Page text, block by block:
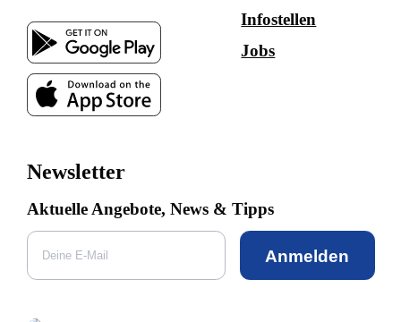
Infostellen
Jobs
Newsletter
Aktuelle Angebote, News & Tipps
Anmelden